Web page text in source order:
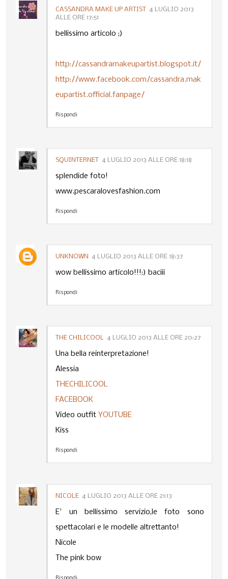
CASSANDRA MAKE UP ARTIST 4 LUGLIO 2013
ALLE ORE 17:51
bellissimo articolo ;)
http://cassandramakeupartist.blogspot.it/
http://www.facebook.com/cassandra.mak
eupartist.official.fanpage/
Rispondi
SQUINTERNET 4 LUGLIO 2013 ALLE ORE 18:18
splendide foto!
www.pescaralovesfashion.com
Rispondi
UNKNOWN 4 LUGLIO 2013 ALLE ORE 18:37
wow bellissimo articolo!!!:) baciii
Rispondi
THE CHILICOOL 4 LUGLIO 2013 ALLE ORE 20:27
Una bella reinterpretazione!
Alessia
THECHILICOOL
FACEBOOK
Video outfit YOUTUBE
Kiss
Rispondi
NICOLE 4 LUGLIO 2013 ALLE ORE 21:13
E' un bellissimo servizio,le foto sono
spettacolari e le modelle altrettanto!
Nicole
The pink bow